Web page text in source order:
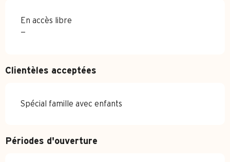
En accès libre
—
Clientèles acceptées
Spécial famille avec enfants
Périodes d'ouverture